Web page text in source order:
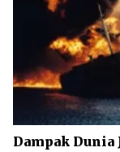
Dampak